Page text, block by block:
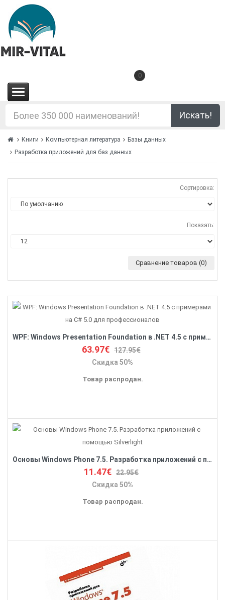
0
Искать!
Книги Компьютерная литература
Базы данных
Разработка приложений для баз данных
Сортировка:
Показать:
Сравнение товаров (0)
WPF: Windows Presentation Foundation в .NET 4.5 с примерами на C# 5.0 для профессионалов
63.97€ 127.95€
Скидка 50%
Товар распродан.
Основы Windows Phone 7.5. Разработка приложений с помощью Silverlight
11.47€ 22.95€
Скидка 50%
Товар распродан.